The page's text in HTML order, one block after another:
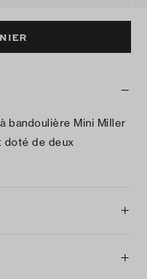
bandoulière Mini Miller
doté de deux